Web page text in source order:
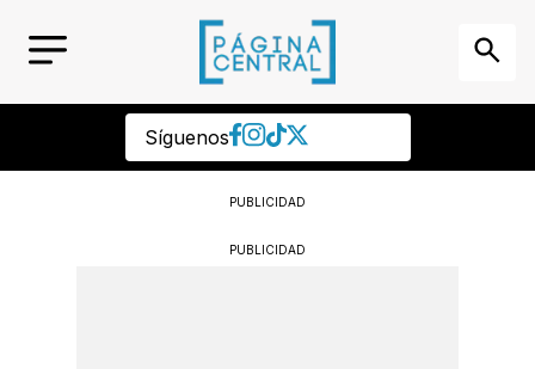
Síguenos
PUBLICIDAD
PUBLICIDAD